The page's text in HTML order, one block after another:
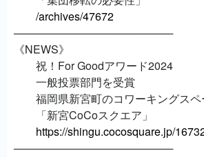
/archives/47672
─────────────────────
《NEWS》
祝！For Goodアワード2024
一般投票部門を受賞
福岡県新宮町のコワーキングスペ
「新宮CoCoスクエア」
https://shingu.cocosquare.jp/
─────────────────────